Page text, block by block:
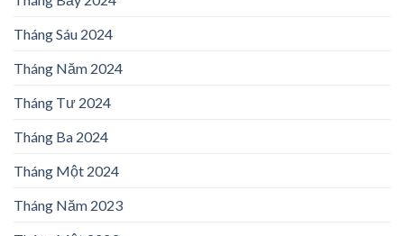
Tháng Sáu 2024
Tháng Năm 2024
Tháng Tư 2024
Tháng Ba 2024
Tháng Một 2024
Tháng Năm 2023